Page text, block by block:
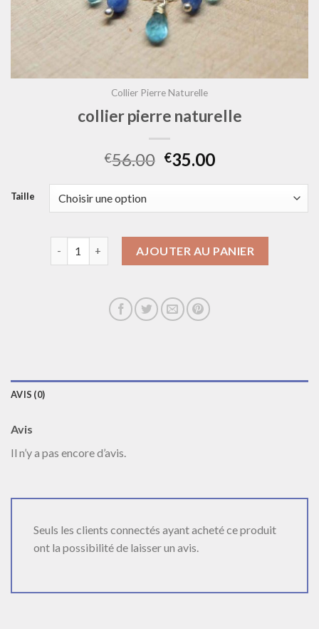
Collier Pierre Naturelle
collier pierre naturelle
€56.00 €35.00
Taille
AJOUTER AU PANIER
AVIS (0)
Avis
Il n’y a pas encore d’avis.
Seuls les clients connectés ayant acheté ce produit
ont la possibilité de laisser un avis.